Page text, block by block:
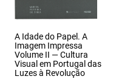
A Idade do Papel. A
Imagem Impressa
Volume II — Cultura
Visual em Portugal das
Luzes à Revolução